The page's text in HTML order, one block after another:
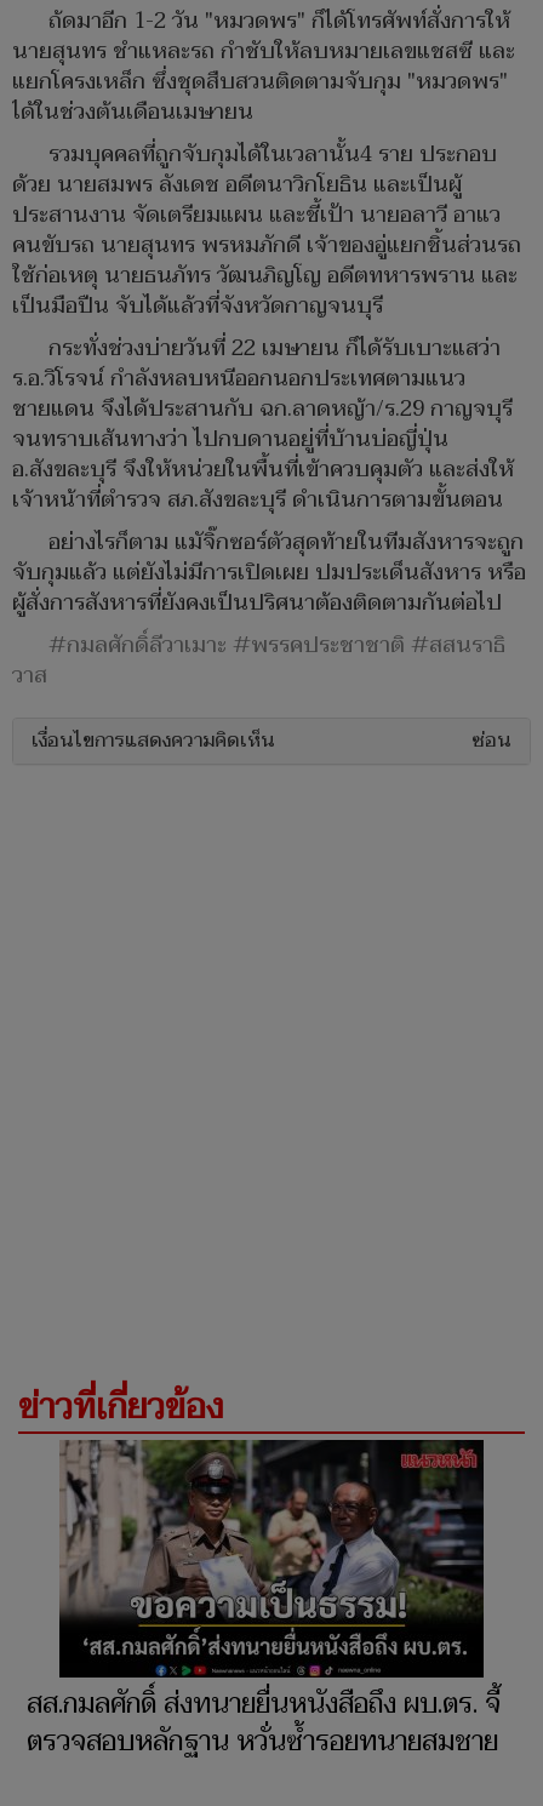
ถ้ดมาอีก 1-2 วัน "หมวดพร" ก็ได้โทรศัพท์สั่งการให้
นายสุนทร ชำแหละรถ กำชับให้ลบหมายเลขแชสซี และ
แยกโครงเหล็ก ซึ่งชุดสืบสวนติดตามจับกุม "หมวดพร"
ได้ในช่วงต้นเดือนเมษายน
รวมบุคคลที่ถูกจับกุมได้ในเวลานั้น4 ราย ประกอบ
ด้วย นายสมพร ลังเดช อดีตนาวิกโยธิน และเป็นผู้
ประสานงาน จัดเตรียมแผน และชี้เป้า นายอลาวี อาแว
คนขับรถ นายสุนทร พรหมภักดี เจ้าของอู่แยกชิ้นส่วนรถ
ใช้ก่อเหตุ นายธนภัทร วัฒนภิญโญ อดีตทหารพราน และ
เป็นมือปืน จับได้แล้วที่จังหวัดกาญจนบุรี
กระทั่งช่วงบ่ายวันที่ 22 เมษายน ก็ได้รับเบาะแสว่า
ร.อ.วิโรจน์ กำลังหลบหนีออกนอกประเทศตามแนว
ชายแดน จึงได้ประสานกับ ฉก.ลาดหญ้า/ร.29 กาญจบุรี
จนทราบเส้นทางว่า ไปกบดานอยู่ที่บ้านบ่อญี่ปุ่น
อ.สังขละบุรี จึงให้หน่วยในพื้นที่เข้าควบคุมตัว และส่งให้
เจ้าหน้าที่ตำรวจ สภ.สังขละบุรี ดำเนินการตามขั้นตอน
อย่างไรก็ตาม แมัจิ๊กซอร์ตัวสุดท้ายในทีมสังหารจะถูก
จับกุมแล้ว แต่ยังไม่มีการเปิดเผย ปมประเด็นสังหาร หรือ
ผู้สั่งการสังหารที่ยังคงเป็นปริศนาต้องติดตามกันต่อไป
#กมลศักดิ์ลีวาเมาะ #พรรคประชาชาติ #สสนราธิ
วาส
เงื่อนไขการแสดงความคิดเห็น ซ่อน
ข่าวที่เกี่ยวข้อง
สส.กมลศักดิ์ ส่งทนายยื่นหนังสือถึง ผบ.ตร. จี้
ตรวจสอบหลักฐาน หวั่นซ้ำรอยทนายสมชาย